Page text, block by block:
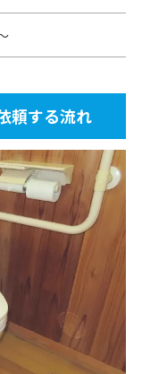
頼する流れ